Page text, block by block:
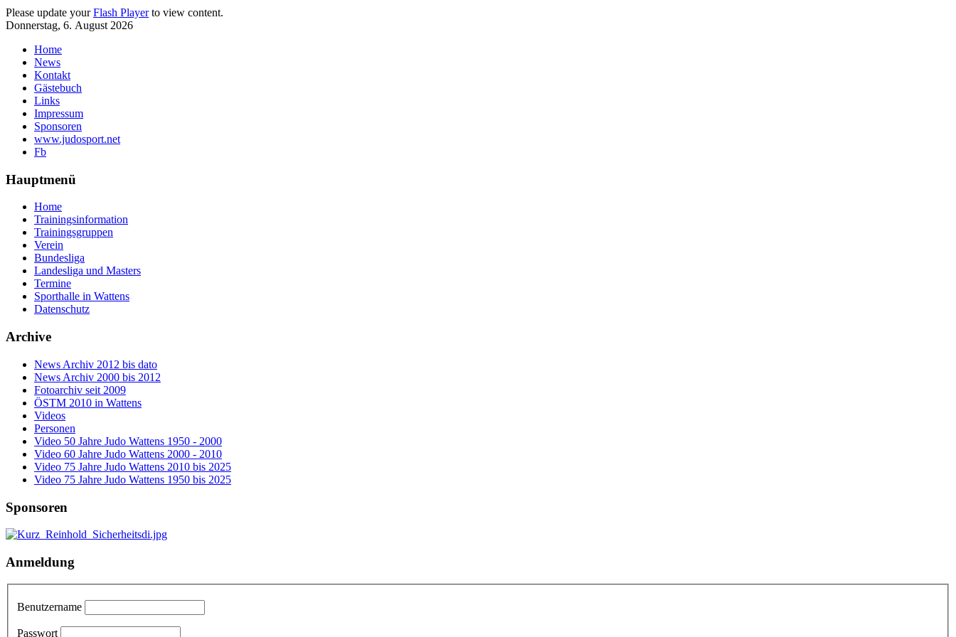
Please update yourFlash Playerto view content.
Donnerstag, 6. August 2026
Home
News
Kontakt
Gästebuch
Links
Impressum
Sponsoren
www.judosport.net
Fb
Hauptmenü
Home
Trainingsinformation
Trainingsgruppen
Verein
Bundesliga
Landesliga und Masters
Termine
Sporthalle in Wattens
Datenschutz
Archive
News Archiv 2012 bis dato
News Archiv 2000 bis 2012
Fotoarchiv seit 2009
ÖSTM 2010 in Wattens
Videos
Personen
Video 50 Jahre Judo Wattens 1950 - 2000
Video 60 Jahre Judo Wattens 2000 - 2010
Video 75 Jahre Judo Wattens 2010 bis 2025
Video 75 Jahre Judo Wattens 1950 bis 2025
Sponsoren
Anmeldung
Benutzername
Passwort